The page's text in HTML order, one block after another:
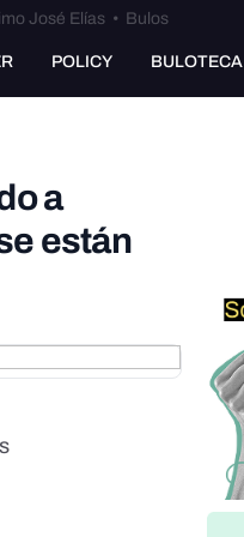
José Elías • Bulos
POLICY BULOTECA
a
están